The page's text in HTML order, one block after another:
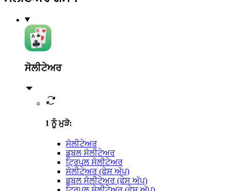
ਸੋਲੀਟੇਅਰ
1 ਨੂੰ ਮੁੜੋ:
ਸੋਲੀਟੇਅਰ
ਡਬਲ ਸੋਲੀਟੇਅਰ
ਟ੍ਰਿਪਲ ਸੋਲੀਟੇਅਰ
ਸੋਲੀਟੇਅਰ (ਫੇਸ ਅੱਪ)
ਡਬਲ ਸੋਲੀਟੇਅਰ (ਫੇਸ ਅੱਪ)